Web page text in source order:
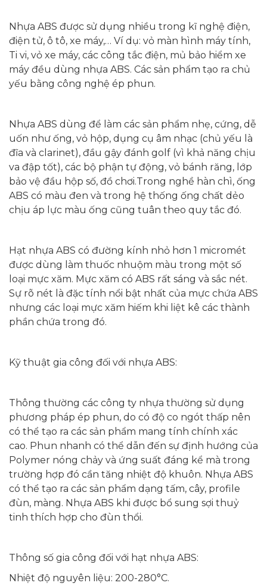
Nhựa ABS được sử dụng nhiều trong kĩ nghệ điện,
điện tử, ô tô, xe máy,… Ví dụ: vỏ màn hình máy tính,
Ti vi, vỏ xe máy, các công tắc điện, mủ bảo hiểm xe
máy đều dùng nhựa ABS. Các sản phẩm tạo ra chủ
yếu bằng công nghệ ép phun.
Nhựa ABS dùng để làm các sản phẩm nhẹ, cứng, dễ
uốn như ống, vỏ hộp, dụng cụ âm nhạc (chủ yếu là
đĩa và clarinet), đầu gậy đánh golf (vì khả năng chịu
va đập tốt), các bộ phận tự động, vỏ bánh răng, lớp
bảo vệ đầu hộp số, đồ chơi.Trong nghề hàn chì, ống
ABS có màu đen và trong hệ thống ống chất dẻo
chịu áp lực màu ống cũng tuân theo quy tắc đó.
Hạt nhựa ABS có đường kính nhỏ hơn 1 micromét
được dùng làm thuốc nhuộm màu trong một số
loại mực xăm. Mực xăm có ABS rất sáng và sắc nét.
Sự rõ nét là đặc tính nổi bật nhất của mực chứa ABS
nhưng các loại mực xăm hiếm khi liệt kê các thành
phần chứa trong đó.
Kỹ thuật gia công đối với nhựa ABS:
Thông thường các công ty nhựa thường sử dụng
phương pháp ép phun, do có độ co ngót thấp nên
có thể tạo ra các sản phẩm mang tính chính xác
cao. Phun nhanh có thể dẫn đến sự định hướng của
Polymer nóng chảy và ứng suất đáng kể mà trong
trường hợp đó cần tăng nhiệt độ khuôn. Nhựa ABS
có thể tạo ra các sản phẩm dạng tấm, cây, profile
đùn, màng. Nhựa ABS khi được bổ sung sợi thuỷ
tinh thích hợp cho đùn thổi.
Thông số gia công đối với hạt nhựa ABS:
Nhiệt độ nguyên liệu: 200-280°C.